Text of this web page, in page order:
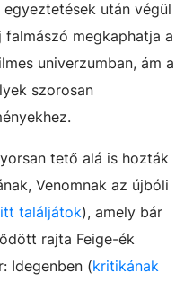
után végül
megkaphatja a
univerzumban, ám a
szorosan
tető alá is hozták
Venomnak az újbóli
találjátok), amely bár
rajta Feige-ék
Idegenben (kritikának